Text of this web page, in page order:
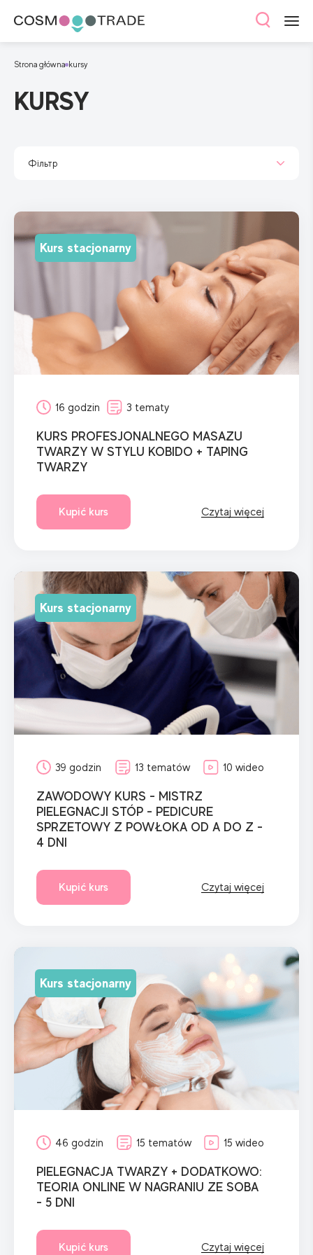
Strona główna kursy
KURSY
Фільтр
Kurs stacjonarny
16 godzin 3 tematy
KURS PROFESJONALNEGO MASAZU
TWARZY W STYLU KOBIDO + TAPING
TWARZY
Kupić kurs Czytaj więcej
Kurs stacjonarny
39 godzin 13 tematów 10 wideo
ZAWODOWY KURS - MISTRZ
PIELEGNACJI STÓP - PEDICURE
SPRZETOWY Z POWŁOKA OD A DO Z -
4 DNI
Kupić kurs Czytaj więcej
Kurs stacjonarny
46 godzin 15 tematów 15 wideo
PIELEGNACJA TWARZY + DODATKOWO:
TEORIA ONLINE W NAGRANIU ZE SOBA
- 5 DNI
Kupić kurs Czytaj więcej